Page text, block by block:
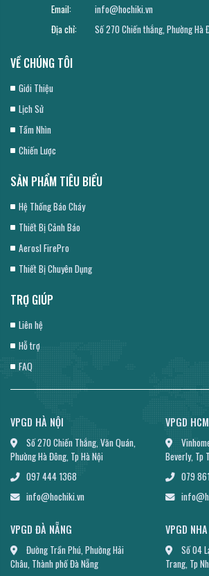
Email:
info@hochiki.vn
Địa chỉ:
Số 270 Chiến thắng, Phường Hà
VỀ CHÚNG TÔI
Giới Thiệu
Lịch Sử
Tầm Nhìn
Chiến Lược
SẢN PHẨM TIÊU BIỂU
Hệ Thống Báo Cháy
Thiết Bị Cảnh Báo
Aerosl FirePro
Thiết Bị Chuyên Dụng
TRỢ GIÚP
Liên hệ
Hỗ trợ
FAQ
VPGD HÀ NỘI
Số 270 Chiến Thắng, Văn Quán,
Phường Hà Đông, Tp Hà Nội
097 444 1368
info@hochiki.vn
VPGD HCM
Beverly, Tp
079
VPGD ĐÀ NẴNG
Đường Trần Phú, Phường Hải
Châu, Thành phố Đà Nẵng
VPGD
Số 04
Trang, Tp